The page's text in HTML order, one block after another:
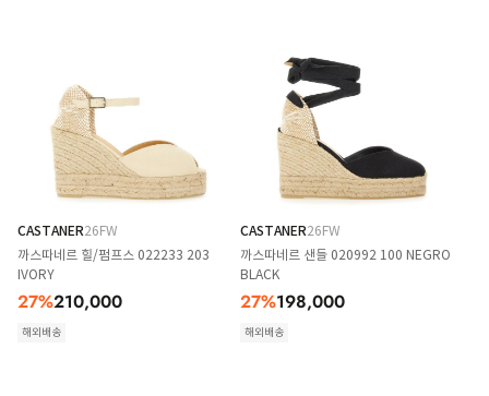
CASTANER26FW
까스따네르 힐/펌프스 022233 203
IVORY
27%210,000
해외배송
CASTANER26FW
까스따네르 샌들 020992 100 NEGRO
BLACK
27%198,000
해외배송